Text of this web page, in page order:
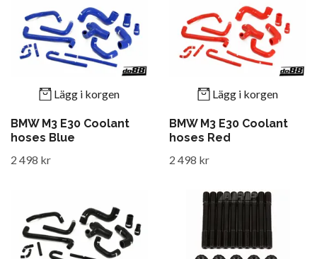
Lägg i korgen
BMW M3 E30 Coolant
hoses Blue
2 498 kr
Lägg i korgen
BMW M3 E30 Coolant
hoses Red
2 498 kr